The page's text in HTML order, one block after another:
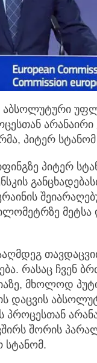
აბსოლუტური
არანაირი
პიტერ
პიტერ
მეტსა
რასაც ჩვენ
მხოლოდ
დაცვის
პროცესთან
შორის
სტანომ.